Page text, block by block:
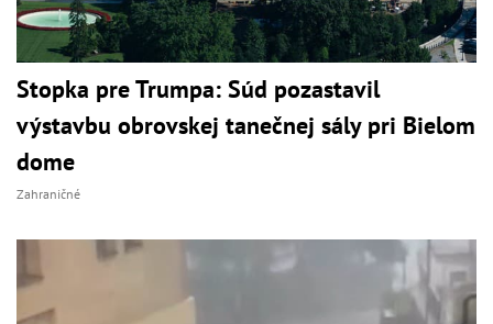
Stopka pre Trumpa: Súd pozastavil
výstavbu obrovskej tanečnej sály pri Bielom
dome
Zahraničné